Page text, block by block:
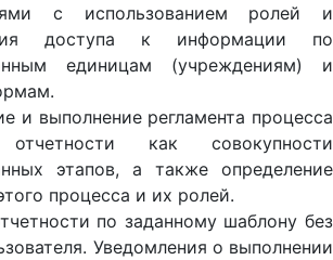
с использованием ролей и
доступа к информации по
единицам (учреждениям) и
и выполнение регламента процесса
отчетности как совокупности
этапов, а также определение
процесса и их ролей.
по заданному шаблону без
Уведомления о выполнении